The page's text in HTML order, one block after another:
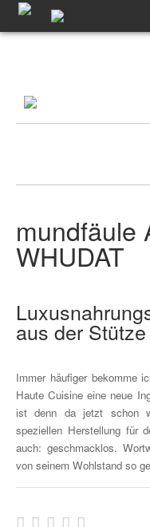
mundfäule
WHUDAT
aus der
Immer häufiger bekomme
Haute Cuisine eine neue
ist denn da jetzt schon
speziellen Herstellung für
auch: geschmacklos.
von seinem Wohlstand so